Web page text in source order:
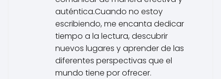
auténtica.Cuando no estoy
escribiendo, me encanta dedicar
tiempo a la lectura, descubrir
nuevos lugares y aprender de las
diferentes perspectivas que el
mundo tiene por ofrecer.